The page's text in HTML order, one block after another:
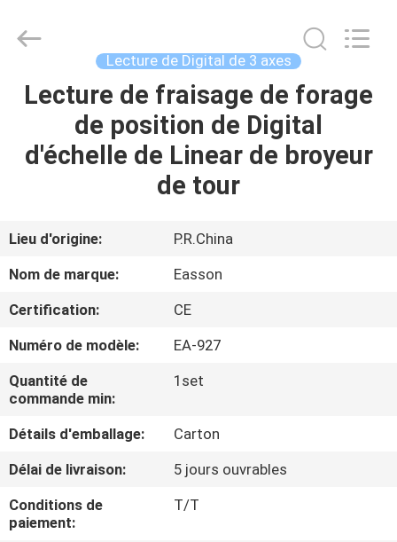
MAISON
PRODUITS
PROPOS
DE
NOUS
VISITE
DE
CONTRÔLE
QUALITÉ
Technology
Reserved.
Lecture de Digital de 3 axes
Lecture de fraisage de forage
de position de Digital
d'échelle de Linear de broyeur
de tour
Lieu d'origine:
P.R.China
Nom de marque:
Easson
Certification:
CE
Numéro de modèle:
EA-927
Quantité de
commande min:
1set
Détails d'emballage:
Carton
Délai de livraison:
5 jours ouvrables
Conditions de
paiement:
T/T